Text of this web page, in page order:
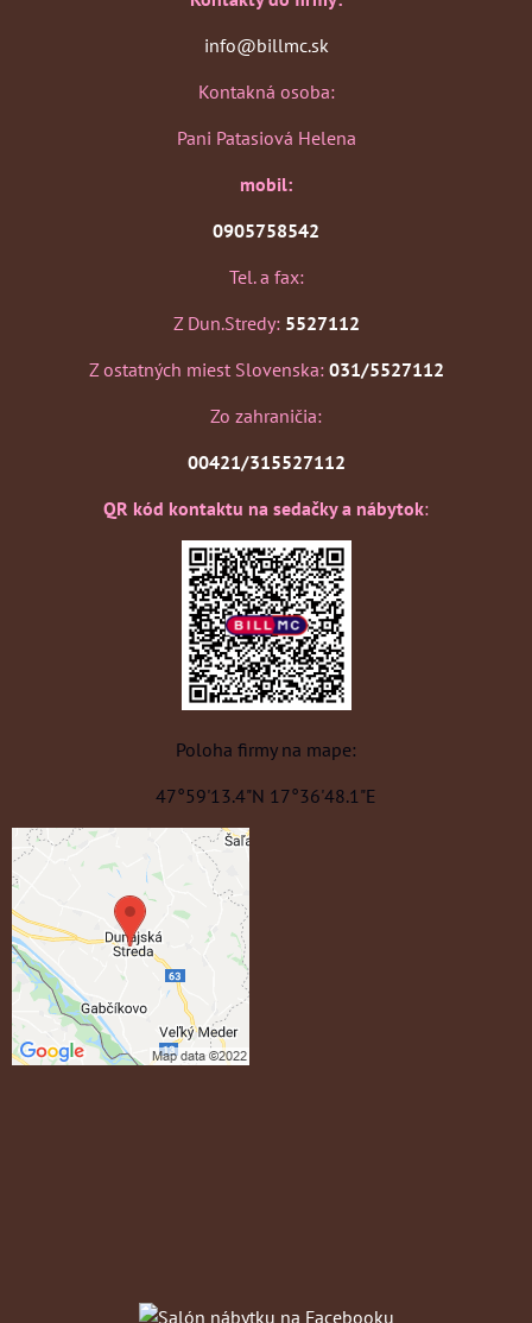
info@billmc.sk
Kontakná osoba:
Pani Patasiová Helena
mobil:
0905758542
Tel. a fax:
Z Dun.Stredy: 5527112
Z ostatných miest Slovenska: 031/5527112
Zo zahraničia:
00421/315527112
QR kód kontaktu na sedačky a nábytok:
Poloha firmy na mape:
47°59'13.4"N 17°36'48.1"E